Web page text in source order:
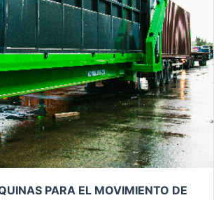
PARA EL MOVIMIENTO DE